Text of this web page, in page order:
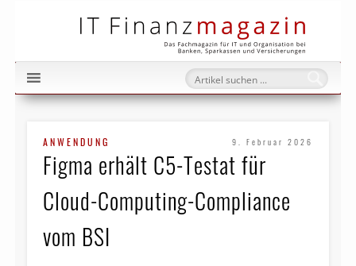
ANWENDUNG 9. Februar 2026
Figma erhält C5-Testat für
Cloud-Computing-Compliance
vom BSI